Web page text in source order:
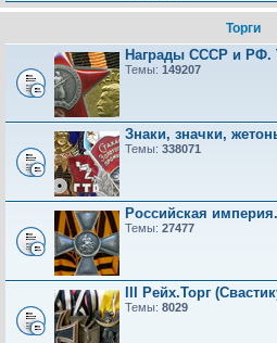
Торги
Награды СССР и РФ.
Темы: 149207
Знаки, значки,
Темы: 338071
Российская
Темы: 27477
III Рейх.Торг
Темы: 8029